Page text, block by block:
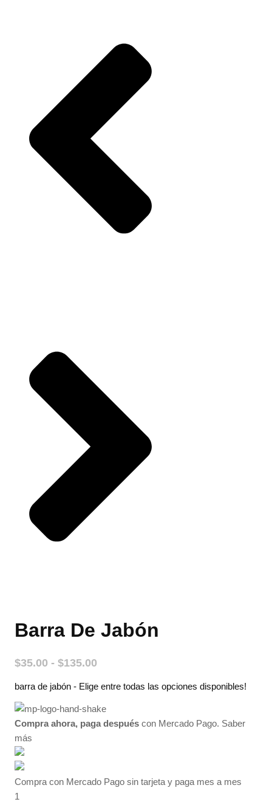
Barra De Jabón
$35.00 - $135.00
precios:
$35.00
hasta
barra de jabón - Elige entre todas las opciones disponibles!
Compra ahora, paga después con Mercado Pago. Saber
más
Compra con Mercado Pago sin tarjeta y paga mes a mes
1